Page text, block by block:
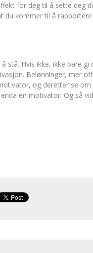
for deg til å sette deg
kommer til å rapportere
Hvis ikke, ikke bare gi
Belønninger, mer
og deretter se om
en motivator. Og så